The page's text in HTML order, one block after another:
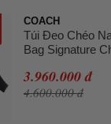
COACH
Túi Đeo Chéo
Bag Signature
3.960.000 đ
4.600.000 đ